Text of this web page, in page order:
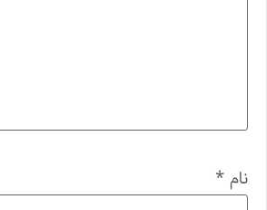
نام *